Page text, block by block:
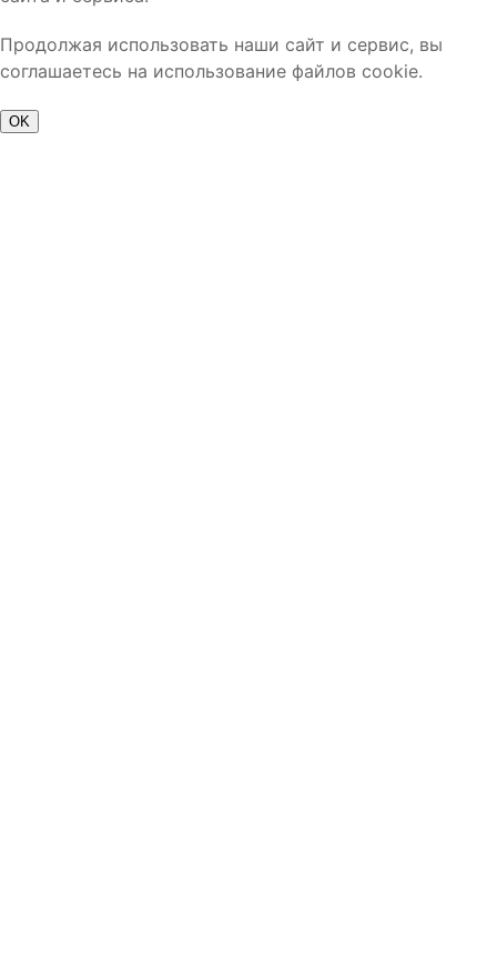
Продолжая использовать наши сайт и сервис, вы
соглашаетесь на использование файлов cookie.
OK